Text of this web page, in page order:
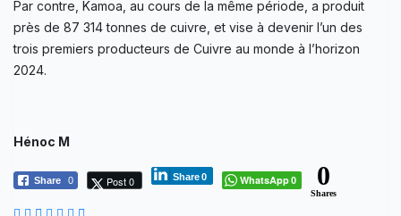
Par contre, Kamoa, au cours de la même période, a produit
près de 87 314 tonnes de cuivre, et vise à devenir l’un des
trois premiers producteurs de Cuivre au monde à l’horizon
2024.
Hénoc M
Share 0 Post 0 Share0 WhatsApp0 0
Shares